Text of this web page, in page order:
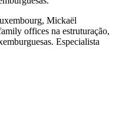
Mickaël
offices na estruturação,
Especialista